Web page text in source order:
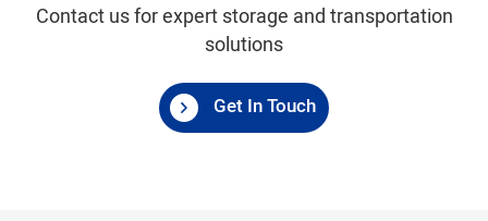
Contact us for expert storage and transportation
solutions
Get In Touch